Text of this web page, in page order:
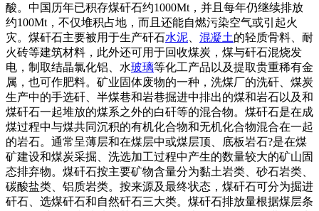
酸。中国历年已积存煤矸石约1000Mt，并且每年仍继续排放
约100Mt，不仅堆积占地，而且还能自燃污染空气或引起火
灾。煤矸石主要被用于生产矸石水泥 混凝土的轻质骨料、耐
火砖等建筑材料，此外还可用于回收煤炭，煤与矸石混烧发
电，制取结晶氯化铝、水玻璃等化工产品以及提取贵重稀有金
属，也可作肥料。矿业固体废物的一种，洗煤厂的洗矸、煤炭
生产中的手选矸、半煤巷和岩巷掘进中排出的煤和岩石以及和
煤矸石一起堆放的煤系之外的白矸等的混合物。煤矸石是在成
煤过程中与煤共同沉积的有机化合物和无机化合物混合在一起
的岩石。通常呈薄层和在煤层中或煤层顶、底板岩石?是在煤
矿建设和煤炭采掘、洗选加工过程中产生的数量较大的矿山固
态排弃物。煤矸石按主要矿物含量分为黏土岩类、砂石岩类、
碳酸盐类、铝质岩类。按来源及最终状态，煤矸石可分为掘进
矸石、选煤矸石和自然矸石三大类。煤矸石排放量根据煤层条